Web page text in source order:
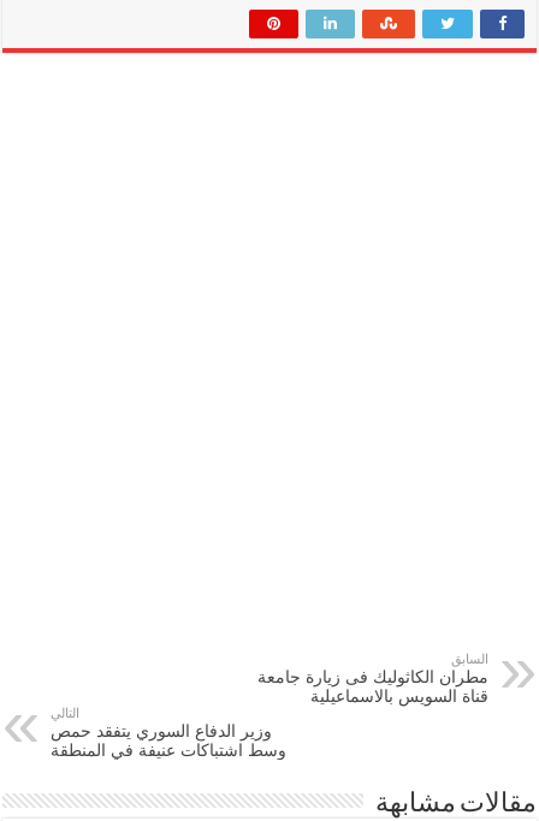
السابق
مطران الكاثوليك فى زيارة جامعة
قناة السويس بالاسماعيلية
التالي
وزير الدفاع السوري يتفقد حمص
وسط اشتباكات عنيفة في المنطقة
مقالات مشابهة